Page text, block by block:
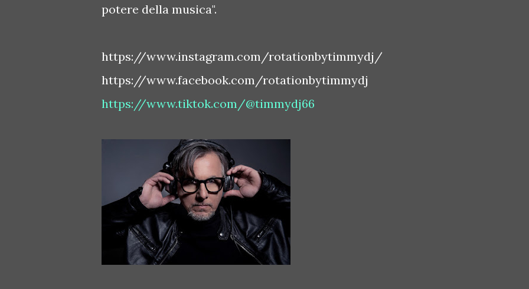
potere della musica".
https://www.instagram.com/rotationbytimmydj/
https://www.facebook.com/rotationbytimmydj
https://www.tiktok.com/@timmydj66